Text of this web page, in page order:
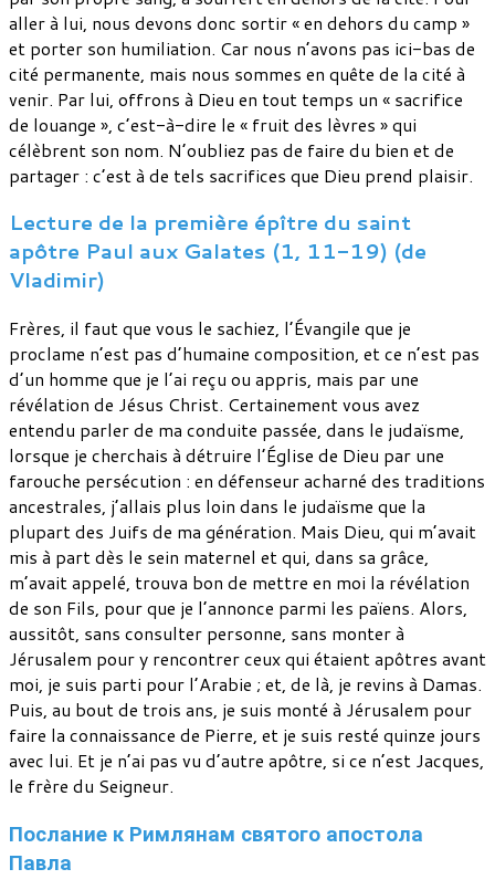
aller à lui, nous devons donc sortir « en dehors du camp »
et porter son humiliation. Car nous n’avons pas ici-bas de
cité permanente, mais nous sommes en quête de la cité à
venir. Par lui, offrons à Dieu en tout temps un « sacrifice
de louange », c’est-à-dire le « fruit des lèvres » qui
célèbrent son nom. N’oubliez pas de faire du bien et de
partager : c’est à de tels sacrifices que Dieu prend plaisir.
Lecture de la première épître du saint
apôtre Paul aux Galates (1, 11-19) (de
Vladimir)
Frères, il faut que vous le sachiez, l’Évangile que je
proclame n’est pas d’humaine composition, et ce n’est pas
d’un homme que je l’ai reçu ou appris, mais par une
révélation de Jésus Christ. Certainement vous avez
entendu parler de ma conduite passée, dans le judaïsme,
lorsque je cherchais à détruire l’Église de Dieu par une
farouche persécution : en défenseur acharné des traditions
ancestrales, j’allais plus loin dans le judaïsme que la
plupart des Juifs de ma génération. Mais Dieu, qui m’avait
mis à part dès le sein maternel et qui, dans sa grâce,
m’avait appelé, trouva bon de mettre en moi la révélation
de son Fils, pour que je l’annonce parmi les païens. Alors,
aussitôt, sans consulter personne, sans monter à
Jérusalem pour y rencontrer ceux qui étaient apôtres avant
moi, je suis parti pour l’Arabie ; et, de là, je revins à Damas.
Puis, au bout de trois ans, je suis monté à Jérusalem pour
faire la connaissance de Pierre, et je suis resté quinze jours
avec lui. Et je n’ai pas vu d’autre apôtre, si ce n’est Jacques,
le frère du Seigneur.
Послание к Римлянам святого апостола
Павла